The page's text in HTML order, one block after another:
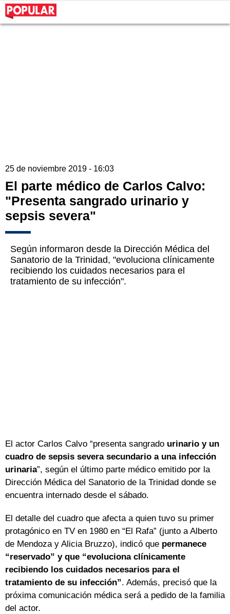
25 de noviembre 2019 - 16:03
El parte médico de Carlos Calvo:
"Presenta sangrado urinario y
sepsis severa"
Según informaron desde la Dirección Médica del
Sanatorio de la Trinidad, "evoluciona clínicamente
recibiendo los cuidados necesarios para el
tratamiento de su infección".
El actor Carlos Calvo “presenta sangrado urinario y un
cuadro de sepsis severa secundario a una infección
urinaria”, según el último parte médico emitido por la
Dirección Médica del Sanatorio de la Trinidad donde se
encuentra internado desde el sábado.
El detalle del cuadro que afecta a quien tuvo su primer
protagónico en TV en 1980 en “El Rafa” (junto a Alberto
de Mendoza y Alicia Bruzzo), indicó que permanece
“reservado” y que “evoluciona clínicamente
recibiendo los cuidados necesarios para el
tratamiento de su infección”. Además, precisó que la
próxima comunicación médica será a pedido de la familia
del actor.